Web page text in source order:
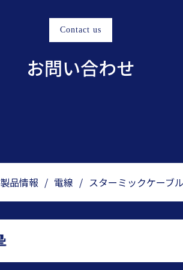
Contact us
お問い合わせ
製品情報 / 電線 / スターミックケーブ